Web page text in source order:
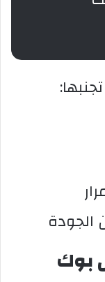
الجودة
بوك